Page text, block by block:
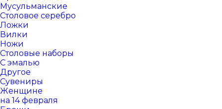
Мусульманские
Столовое серебро
Ложки
Вилки
Ножи
Столовые наборы
С эмалью
Другое
Сувениры
Женщине
на 14 февраля